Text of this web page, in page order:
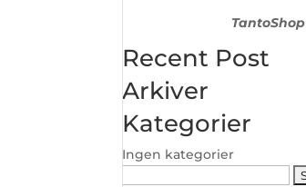
TantoShop
Recent Post
Arkiver
Kategorier
Ingen kategorier